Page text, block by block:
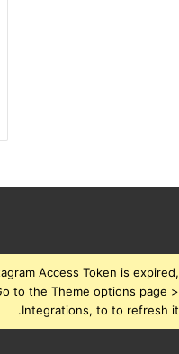
Access Token is expired,
to the Theme options page >
Integrations, to to refresh it.